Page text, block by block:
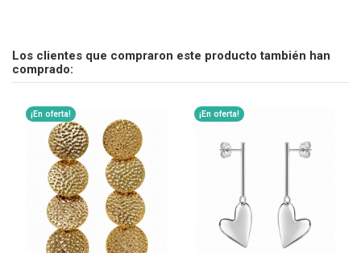
Los clientes que compraron este producto también han
comprado:
¡En oferta! ¡En oferta!